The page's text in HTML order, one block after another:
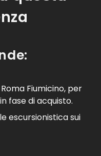
Fiumicino, per
fase di acquisto.
escursionistica sui